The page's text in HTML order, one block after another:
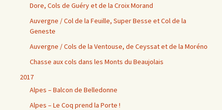
Dore, Cols de Guéry et de la Croix Morand
Auvergne / Col de la Feuille, Super Besse et Col de la
Geneste
Auvergne / Cols de la Ventouse, de Ceyssat et de la Moréno
Chasse aux cols dans les Monts du Beaujolais
2017
Alpes – Balcon de Belledonne
Alpes – Le Coq prend la Porte !